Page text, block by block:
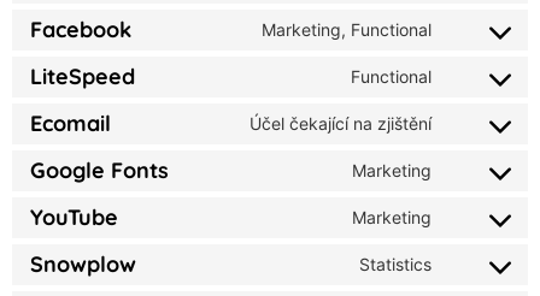
Facebook Marketing, Functional
LiteSpeed Functional
Ecomail Účel čekající na zjištění
Google Fonts Marketing
YouTube Marketing
Snowplow Statistics